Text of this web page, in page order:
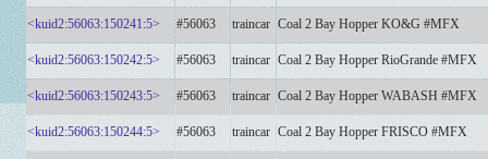
<kuid2:56063:150241:5> #56063 traincar Coal 2 Bay Hopper KO&G #MFX
<kuid2:56063:150242:5> #56063 traincar Coal 2 Bay Hopper RioGrande #MFX
<kuid2:56063:150243:5> #56063 traincar Coal 2 Bay Hopper WABASH #MFX
<kuid2:56063:150244:5> #56063 traincar Coal 2 Bay Hopper FRISCO #MFX